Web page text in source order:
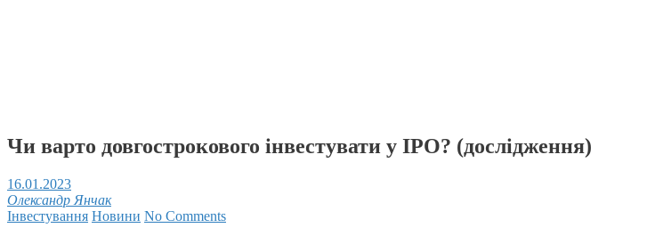
Чи варто довгострокового інвестувати у IPO? (дослідження)
16.01.2023
Олександр Янчак
Інвестування Новини No Comments